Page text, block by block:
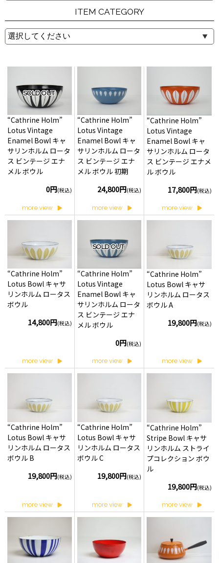
ITEM CATEGORY
SOLD OUT
“Cathrine Holm”
Lotus Vintage
Enamel Bowl キャ
サリンホルム ロータ
ス ビンテージ エナ
メル ボウル
0円(税込)
more view
“Cathrine Holm”
Lotus Vintage
Enamel Bowl キャ
サリンホルム ロータ
ス ビンテージ エナ
メル ボウル 初期
24,800円(税込)
more view
“Cathrine Holm”
Lotus Vintage
Enamel Bowl キャ
サリンホルム ロータ
ス ビンテージ エナメ
ル ボウル
17,800円(税込)
more view
“Cathrine Holm”
Lotus Bowl キャサ
リンホルム ロータス
ボウル
14,800円(税込)
more view
SOLD OUT
“Cathrine Holm”
Lotus Vintage
Enamel Bowl キャ
サリンホルム ロータ
ス ビンテージ エナ
メル ボウル
0円(税込)
more view
“Cathrine Holm”
Lotus Bowl キャサ
リンホルム ロータス
ボウル A
19,800円(税込)
more view
“Cathrine Holm”
Lotus Bowl キャサ
リンホルム ロータス
ボウル B
19,800円(税込)
more view
“Cathrine Holm”
Lotus Bowl キャサ
リンホルム ロータス
ボウル C
19,800円(税込)
more view
“Cathrine Holm”
Stripe Bowl キャサ
リンホルム ストライ
プコレクション ボウ
ル
19,800円(税込)
more view